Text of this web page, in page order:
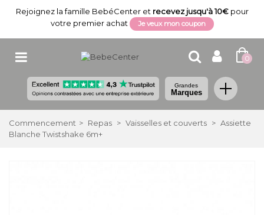
Rejoignez la famille BebéCenter et recevez jusqu'à 10€pour
votre premier achat
Je veux mon coupon
0
Grandes
Marques
Commencement > Repas > Vaisselles et couverts > Assiette
Blanche Twistshake 6m+